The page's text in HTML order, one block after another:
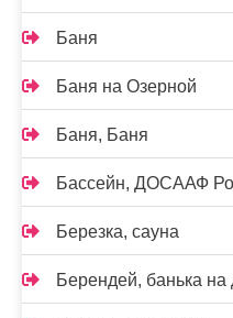
Баня
Баня на Озерной
Баня, Баня
Бассейн, ДОСААФ
Березка, сауна
Берендей, банька на